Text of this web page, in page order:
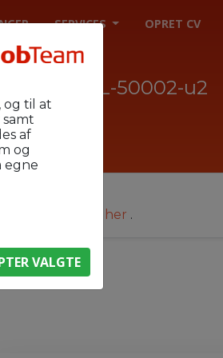
SERVICES OPRET CV
AAL-50002-u2
annoncer her .
og til at
af
og
egne
VALGTE